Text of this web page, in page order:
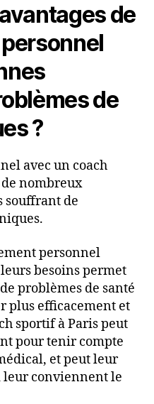
de
de
?
avec un coach
nombreux
souffrant de
personnel
besoins permet
problèmes de santé
plus efficacement et
sportif à Paris peut
pour tenir compte
et peut leur
conviennent le